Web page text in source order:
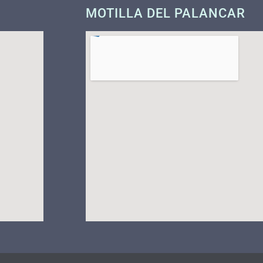
MOTILLA DEL PALANCAR